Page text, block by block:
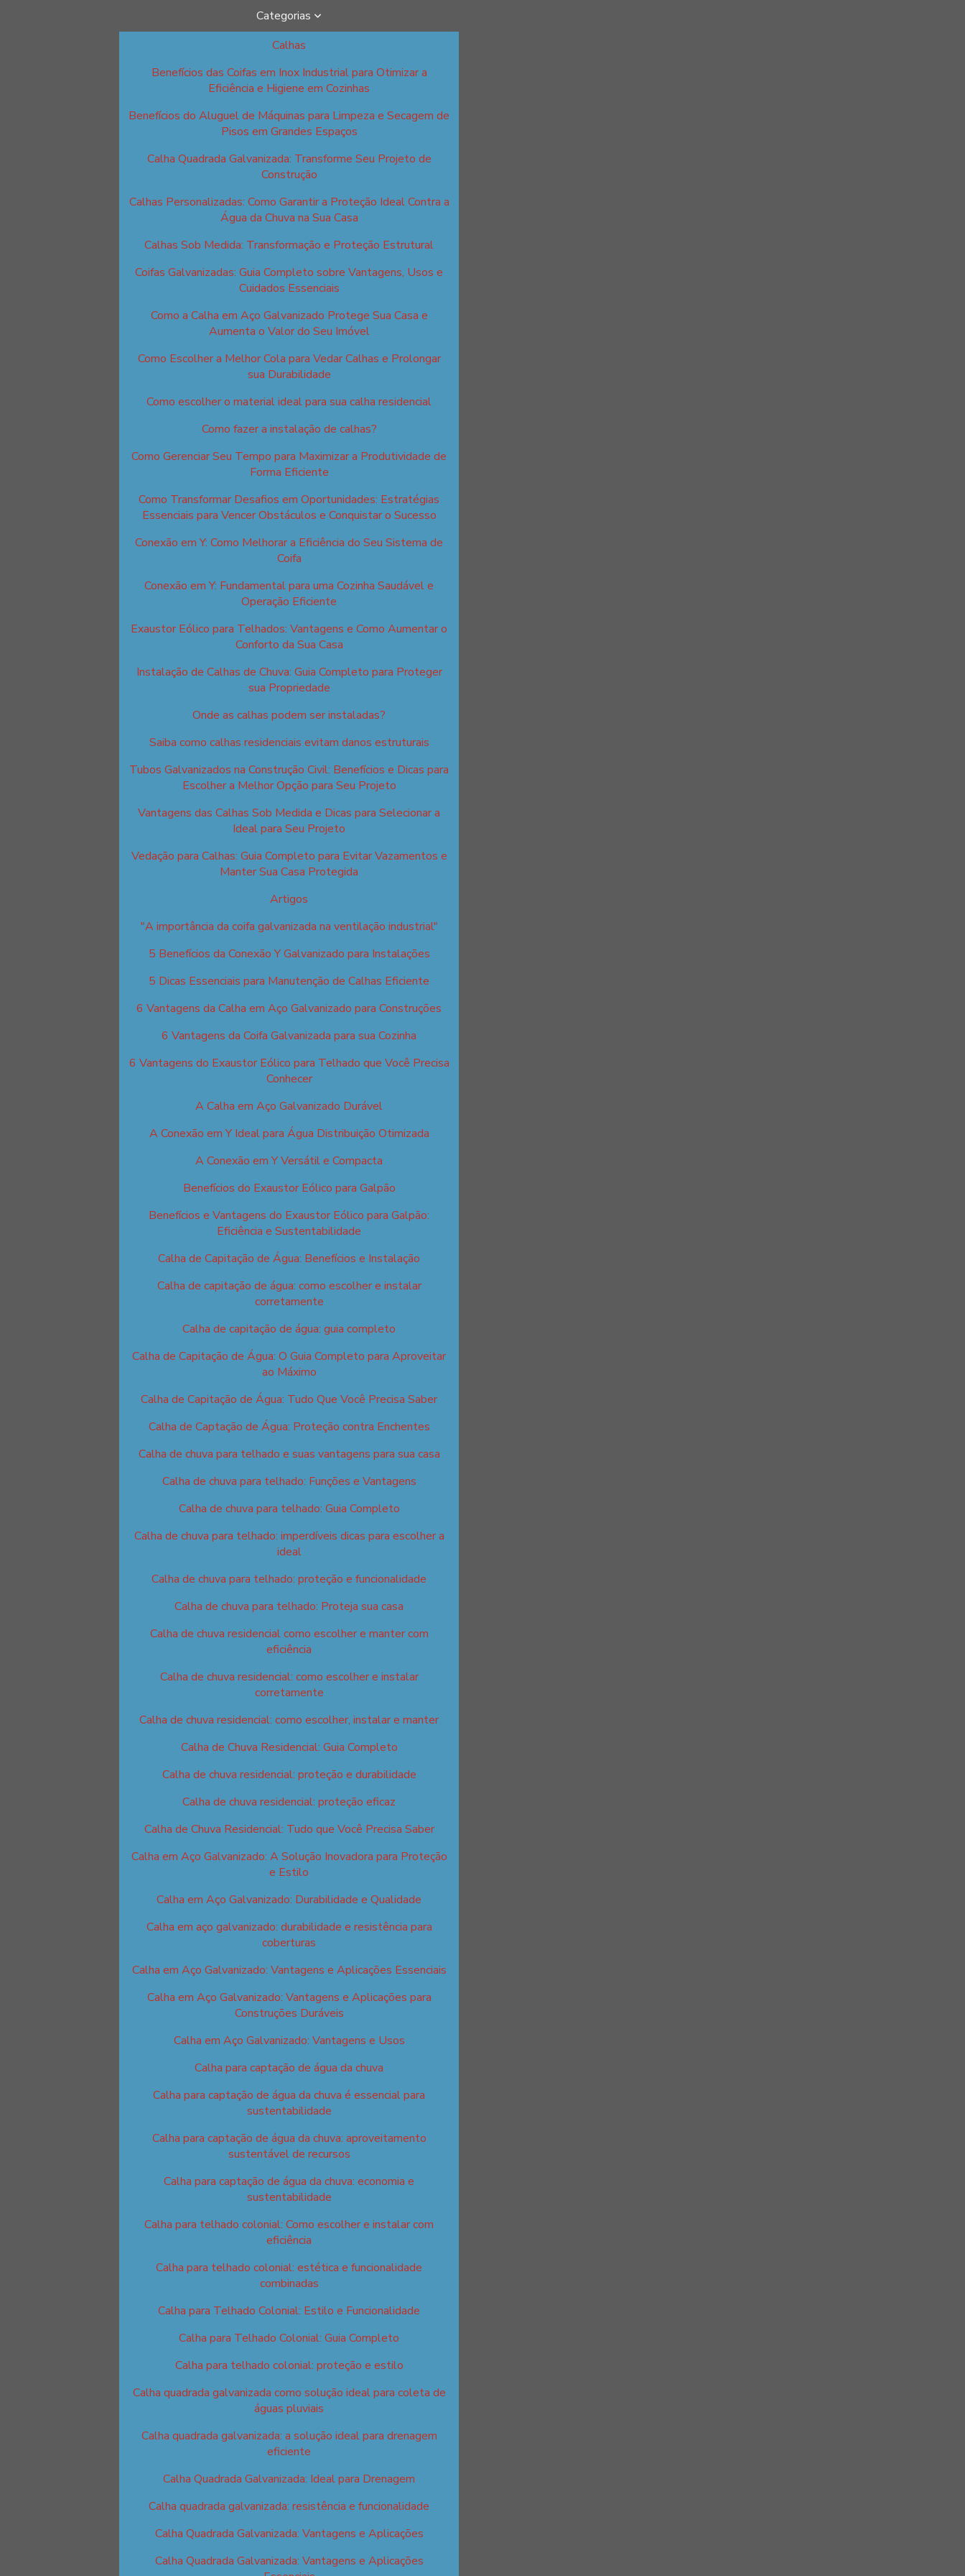
Categorias
Calhas
Benefícios das Coifas em Inox Industrial para Otimizar a
Eficiência e Higiene em Cozinhas
Benefícios do Aluguel de Máquinas para Limpeza e Secagem de
Pisos em Grandes Espaços
Calha Quadrada Galvanizada: Transforme Seu Projeto de
Construção
Calhas Personalizadas: Como Garantir a Proteção Ideal Contra a
Água da Chuva na Sua Casa
Calhas Sob Medida: Transformação e Proteção Estrutural
Coifas Galvanizadas: Guia Completo sobre Vantagens, Usos e
Cuidados Essenciais
Como a Calha em Aço Galvanizado Protege Sua Casa e
Aumenta o Valor do Seu Imóvel
Como Escolher a Melhor Cola para Vedar Calhas e Prolongar
sua Durabilidade
Como escolher o material ideal para sua calha residencial
Como fazer a instalação de calhas?
Como Gerenciar Seu Tempo para Maximizar a Produtividade de
Forma Eficiente
Como Transformar Desafios em Oportunidades: Estratégias
Essenciais para Vencer Obstáculos e Conquistar o Sucesso
Conexão em Y: Como Melhorar a Eficiência do Seu Sistema de
Coifa
Conexão em Y: Fundamental para uma Cozinha Saudável e
Operação Eficiente
Exaustor Eólico para Telhados: Vantagens e Como Aumentar o
Conforto da Sua Casa
Instalação de Calhas de Chuva: Guia Completo para Proteger
sua Propriedade
Onde as calhas podem ser instaladas?
Saiba como calhas residenciais evitam danos estruturais
Tubos Galvanizados na Construção Civil: Benefícios e Dicas para
Escolher a Melhor Opção para Seu Projeto
Vantagens das Calhas Sob Medida e Dicas para Selecionar a
Ideal para Seu Projeto
Vedação para Calhas: Guia Completo para Evitar Vazamentos e
Manter Sua Casa Protegida
Artigos
"A importância da coifa galvanizada na ventilação industrial"
5 Benefícios da Conexão Y Galvanizado para Instalações
5 Dicas Essenciais para Manutenção de Calhas Eficiente
6 Vantagens da Calha em Aço Galvanizado para Construções
6 Vantagens da Coifa Galvanizada para sua Cozinha
6 Vantagens do Exaustor Eólico para Telhado que Você Precisa
Conhecer
A Calha em Aço Galvanizado Durável
A Conexão em Y Ideal para Água Distribuição Otimizada
A Conexão em Y Versátil e Compacta
Benefícios do Exaustor Eólico para Galpão
Benefícios e Vantagens do Exaustor Eólico para Galpão:
Eficiência e Sustentabilidade
Calha de Capitação de Água: Benefícios e Instalação
Calha de capitação de água: como escolher e instalar
corretamente
Calha de capitação de água: guia completo
Calha de Capitação de Água: O Guia Completo para Aproveitar
ao Máximo
Calha de Capitação de Água: Tudo Que Você Precisa Saber
Calha de Captação de Água: Proteção contra Enchentes
Calha de chuva para telhado e suas vantagens para sua casa
Calha de chuva para telhado: Funções e Vantagens
Calha de chuva para telhado: Guia Completo
Calha de chuva para telhado: imperdíveis dicas para escolher a
ideal
Calha de chuva para telhado: proteção e funcionalidade
Calha de chuva para telhado: Proteja sua casa
Calha de chuva residencial como escolher e manter com
eficiência
Calha de chuva residencial: como escolher e instalar
corretamente
Calha de chuva residencial: como escolher, instalar e manter
Calha de Chuva Residencial: Guia Completo
Calha de chuva residencial: proteção e durabilidade
Calha de chuva residencial: proteção eficaz
Calha de Chuva Residencial: Tudo que Você Precisa Saber
Calha em Aço Galvanizado: A Solução Inovadora para Proteção
e Estilo
Calha em Aço Galvanizado: Durabilidade e Qualidade
Calha em aço galvanizado: durabilidade e resistência para
coberturas
Calha em Aço Galvanizado: Vantagens e Aplicações Essenciais
Calha em Aço Galvanizado: Vantagens e Aplicações para
Construções Duráveis
Calha em Aço Galvanizado: Vantagens e Usos
Calha para captação de água da chuva
Calha para captação de água da chuva é essencial para
sustentabilidade
Calha para captação de água da chuva: aproveitamento
sustentável de recursos
Calha para captação de água da chuva: economia e
sustentabilidade
Calha para telhado colonial: Como escolher e instalar com
eficiência
Calha para telhado colonial: estética e funcionalidade
combinadas
Calha para Telhado Colonial: Estilo e Funcionalidade
Calha para Telhado Colonial: Guia Completo
Calha para telhado colonial: proteção e estilo
Calha quadrada galvanizada como solução ideal para coleta de
águas pluviais
Calha quadrada galvanizada: a solução ideal para drenagem
eficiente
Calha Quadrada Galvanizada: Ideal para Drenagem
Calha quadrada galvanizada: resistência e funcionalidade
Calha Quadrada Galvanizada: Vantagens e Aplicações
Calha Quadrada Galvanizada: Vantagens e Aplicações